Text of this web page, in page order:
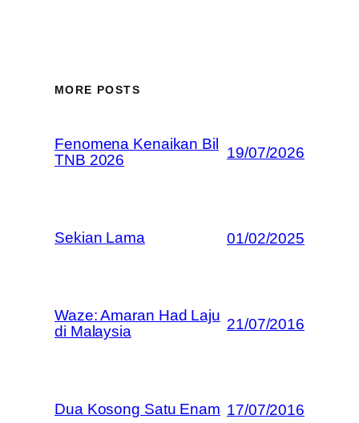
MORE POSTS
Fenomena Kenaikan Bil
TNB 2026
19/07/2026
Sekian Lama 01/02/2025
Waze: Amaran Had Laju
di Malaysia
21/07/2016
Dua Kosong Satu Enam 17/07/2016